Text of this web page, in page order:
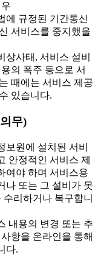
에 규정된 기간통신
서비스를 중지했을
사태, 서비스 설비
의 폭주 등으로 서
때에는 서비스 제공
있습니다.
무)
원에 설치된 서비
안정적인 서비스 제
여야 하며 서비스용
나 또는 그 설비가 못
리하거나 복구합니
내용의 변경 또는 추
항을 온라인을 통해
다.